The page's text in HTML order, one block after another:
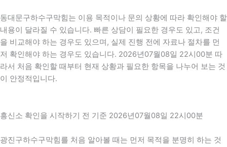
동대문구하수구막힘는 이용 목적이나 문의 상황에 따라 확인해야 할
내용이 달라질 수 있습니다. 빠른 상담이 필요한 경우도 있고, 조건
을 비교해야 하는 경우도 있으며, 실제 진행 전에 자료나 절차를 먼
저 확인해야 하는 경우도 있습니다. 2026년07월08일 22시00분 따
라서 처음 확인할 때부터 현재 상황과 필요한 항목을 나누어 보는 것
이 안정적입니다.
흥신소 확인을 시작하기 전 기준 2026년07월08일 22시00분
광진구하수구막힘를 처음 알아볼 때는 먼저 목적을 분명히 하는 것